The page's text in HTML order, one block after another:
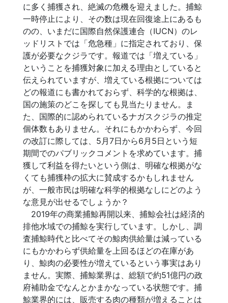
に多く捕獲され、絶滅の危機を迎えました。捕鯨
一時停止により、その数は現在回復途上にあるも
のの、いまだに国際自然保護連合（IUCN）のレ
ッドリストでは「危急種」に指定されており、保
護が必要なクジラです。報道では「増えている」
ということを捕獲対象に加える理由としていると
伝えられていますが、増えている根拠については
どの報道にも書かれておらず、科学的な根拠は、
国の施策のどこを探しても見当たりません。ま
た、国際的に認められているナガスクジラの推定
個体数もありません。それにもかかわらず、今回
の改訂に際しては、5月7日から6月5日という短
期間でのパブリックコメ ントを求めています。捕
獲して利益を得たいという側は、明確な根拠がな
くても捕獲枠の拡大に賛成するかもしれません
が、一般市民は明確な科学的根拠なしにどのよう
な意見が出せるでしょうか？
2019年の商業捕鯨再開以来、捕鯨会社は経済的
排他水域での捕鯨を実行しています。しかし、調
査捕鯨時代と比べてその鯨肉供給量は減っている
にもかかわらず供給量を上回るほどの在庫があ
り、鯨肉の必要性が増えているという事実はあり
ません。実際、捕鯨業界は、総額で約51億円の政
府補助金でなんとかまかなっている状態です。捕
鯨業界的には、販売する肉の種類が増えることは